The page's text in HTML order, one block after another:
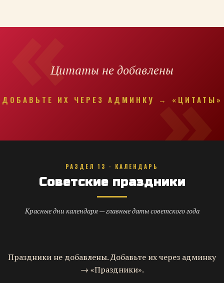
Цитаты не добавлены
ДОБАВЬТЕ ИХ ЧЕРЕЗ АДМИНКУ → «ЦИТАТЫ»
РАЗДЕЛ 13 · КАЛЕНДАРЬ
Советские праздники
Красные дни календаря — главные даты советского года
Праздники не добавлены. Добавьте их через админку
→ «Праздники».